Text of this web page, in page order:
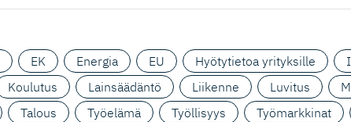
EK Energia EU Hyötytietoa yrityksille
Koulutus Lainsäädäntö Liikenne Luvitus
Talous Työelämä Työllisyys Työmarkkinat